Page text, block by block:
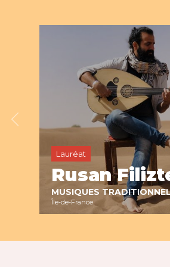
Lauréat
Rusan
MUSIQUES
Île-de-France